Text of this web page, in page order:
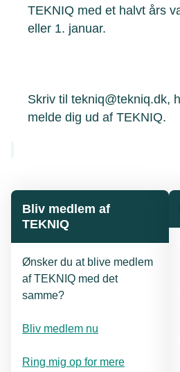
TEKNIQ med et halvt års
eller 1. januar.
Skriv til tekniq@tekniq.dk,
melde dig ud af TEKNIQ.
Bliv medlem af
TEKNIQ
Ønsker du at blive medlem
af TEKNIQ med det
samme?
Bliv medlem nu
Ring mig op for mere